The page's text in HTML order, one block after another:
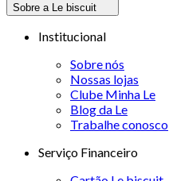
Sobre a Le biscuit
Institucional
Sobre nós
Nossas lojas
Clube Minha Le
Blog da Le
Trabalhe conosco
Serviço Financeiro